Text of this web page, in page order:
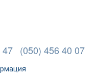
47 (050) 456 40 07